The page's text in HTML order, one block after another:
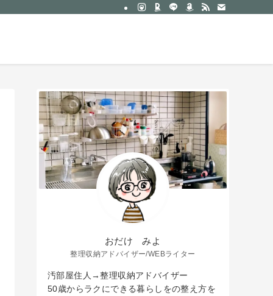
おだけ みよ
整理収納アドバイザー/WEBライター
汚部屋住人→整理収納アドバイザー
50歳からラクにできる暮らしをの整え方を